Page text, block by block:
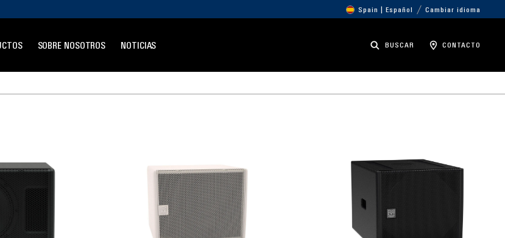
Spain | Español Cambiar idioma
SOBRE NOSOTROS NOTICIAS BUSCAR CONTACTO